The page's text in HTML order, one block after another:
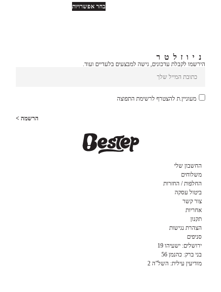
בחר אפשרויות
החשבון שלי
משלוחים
החלפות / החזרות
ביטול עסקה
צור קשר
אחריות
תקנון
הצהרת נגישות
סניפים
ירושלים: ישעיהו 19
בני ברק: כהנמן 56
מודיעין עילית: השל”ה 2
ניוזלטר
הירשמו לקבלת עדכונים, גישה למבצעים בלעדיים ועוד.
מעוניין.ת להצטרף לרשימת התפוצה
הרשמה >